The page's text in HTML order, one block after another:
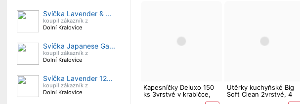
Svíčka Lavender & ...
koupil zákazník z
Dolní Kralovice
Svíčka Japanese Ga...
koupil zákazník z
Dolní Kralovice
Svíčka Lavender 12...
koupil zákazník z
Dolní Kralovice
Kapesníčky Deluxo 150
ks 3vrstvé v krabičce,
Utěrky kuchyňské Big
Soft Clean 2vrstvé, 4